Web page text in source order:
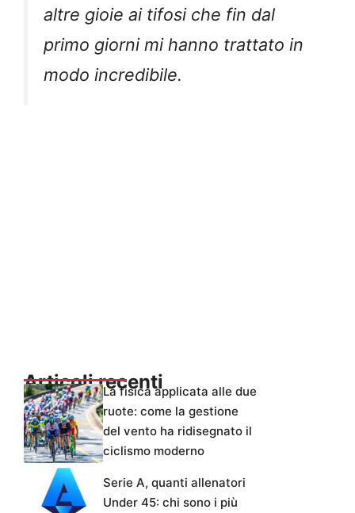
altre gioie ai tifosi che fin dal
primo giorni mi hanno trattato in
modo incredibile.
Articoli recentiLa fisica applicata alle due
ruote: come la gestione
del vento ha ridisegnato il
ciclismo moderno
Serie A, quanti allenatori
Under 45: chi sono i più